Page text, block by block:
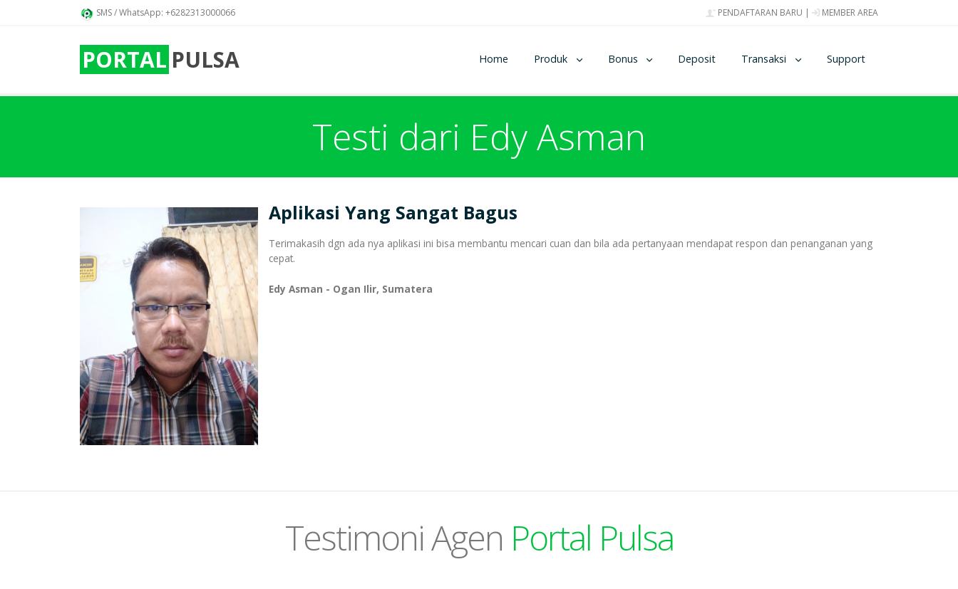
SMS / WhatsApp: +6282313000066 PENDAFTARAN BARU | MEMBER AREA
PORTAL PULSA Home Produk Bonus Deposit Transaksi Support
Testi dari Edy Asman
Aplikasi Yang Sangat Bagus
Terimakasih dgn ada nya aplikasi ini bisa membantu mencari cuan dan bila ada pertanyaan mendapat respon dan penanganan yang
cepat.
Edy Asman - Ogan Ilir, Sumatera
Testimoni Agen Portal Pulsa